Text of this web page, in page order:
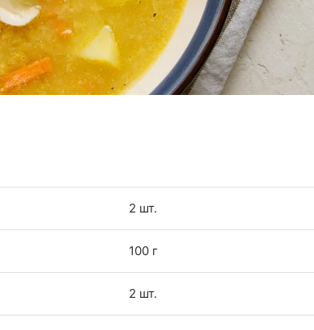
2 шт.
100 г
2 шт.